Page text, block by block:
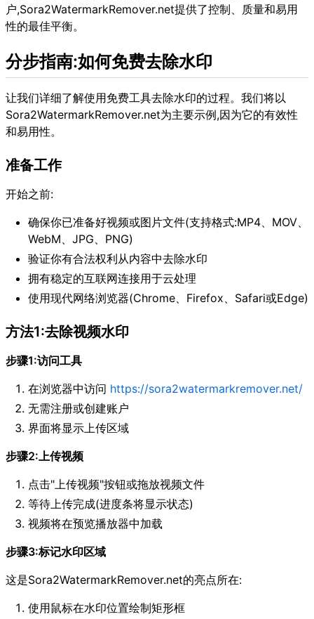
户,Sora2WatermarkRemover.net提供了控制、质量和易用
性的最佳平衡。
分步指南:如何免费去除水印
让我们详细了解使用免费工具去除水印的过程。我们将以
Sora2WatermarkRemover.net为主要示例,因为它的有效性
和易用性。
准备工作
开始之前:
确保你已准备好视频或图片文件(支持格式:MP4、MOV、
WebM、JPG、PNG)
验证你有合法权利从内容中去除水印
拥有稳定的互联网连接用于云处理
使用现代网络浏览器(Chrome、Firefox、Safari或Edge)
方法1:去除视频水印
步骤1:访问工具
在浏览器中访问 https://sora2watermarkremover.net/
无需注册或创建账户
界面将显示上传区域
步骤2:上传视频
点击"上传视频"按钮或拖放视频文件
等待上传完成(进度条将显示状态)
视频将在预览播放器中加载
步骤3:标记水印区域
这是Sora2WatermarkRemover.net的亮点所在:
使用鼠标在水印位置绘制矩形框